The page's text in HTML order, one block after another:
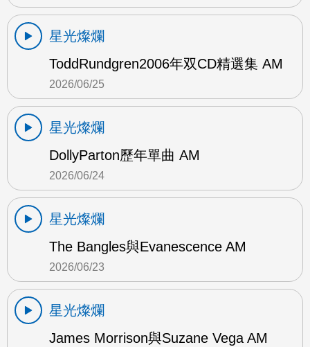
星光燦爛
ToddRundgren2006年双CD精選集 AM
2026/06/25
星光燦爛
DollyParton歷年單曲 AM
2026/06/24
星光燦爛
The Bangles與Evanescence AM
2026/06/23
星光燦爛
James Morrison與Suzane Vega AM